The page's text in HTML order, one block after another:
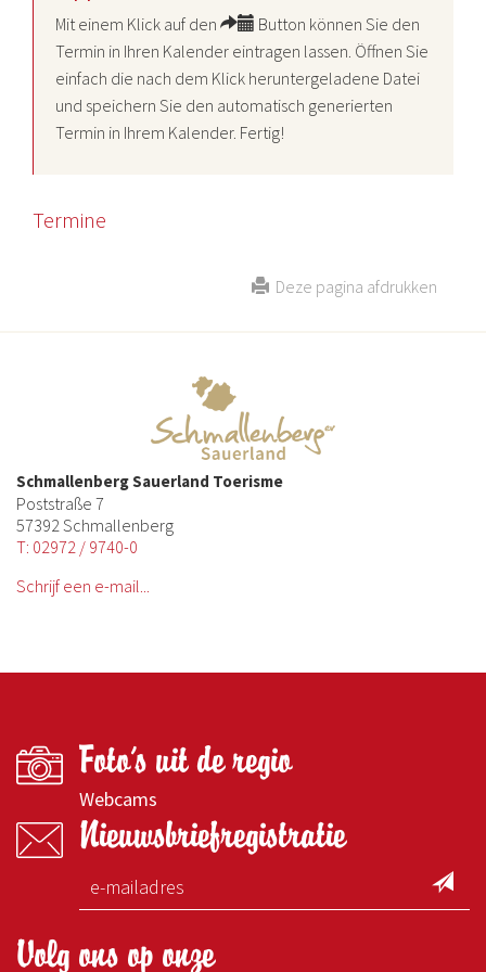
Mit einem Klick auf den
Button können Sie den
Termin in Ihren Kalender eintragen lassen. Öffnen Sie
einfach die nach dem Klick heruntergeladene Datei
und speichern Sie den automatisch generierten
Termin in Ihrem Kalender. Fertig!
Termine
Deze pagina afdrukken
Schmallenberg Sauerland Toerisme
Poststraße 7
57392 Schmallenberg
T: 02972 / 9740-0
Schrijf een e-mail...
Foto's uit de regio
Webcams
Nieuwsbriefregistratie
Volg ons op onze